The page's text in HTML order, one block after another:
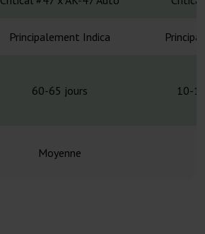
Principalement Indica
60-65 jours 10-
Moyenne